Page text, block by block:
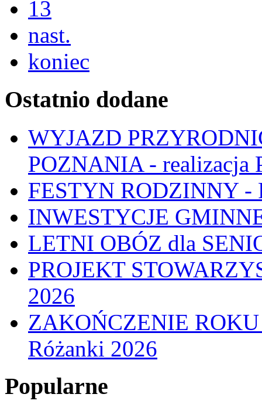
13
nast.
koniec
Ostatnio dodane
WYJAZD
POZNANIA - realizacja
FESTYN RODZINNY -
INWESTYCJE
LETNI OBÓZ dla
PROJEKT
2026
ZAKOŃCZENIE
Różanki 2026
Popularne